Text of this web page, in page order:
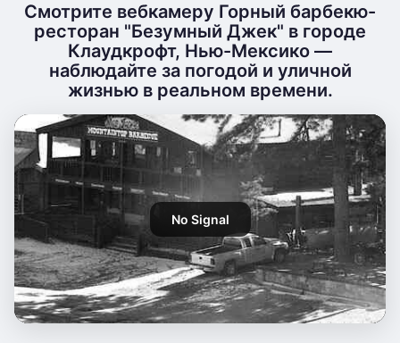
Смотрите вебкамеру Горный барбекю-
ресторан "Безумный Джек" в городе
Клаудкрофт, Нью-Мексико —
наблюдайте за погодой и уличной
жизнью в реальном времени.
No Signal